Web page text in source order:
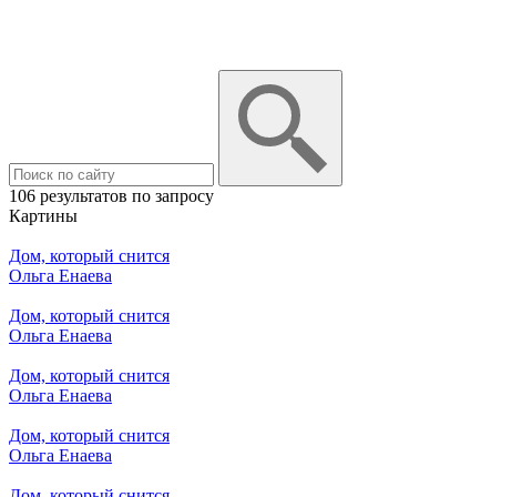
106 результатов по запросу
Картины
Дом, который снится
Ольга Енаева
Дом, который снится
Ольга Енаева
Дом, который снится
Ольга Енаева
Дом, который снится
Ольга Енаева